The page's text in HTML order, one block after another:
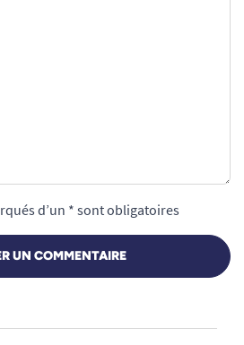
d’un * sont obligatoires
UN COMMENTAIRE